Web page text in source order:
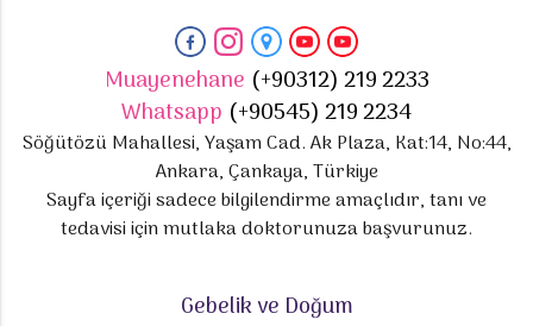
Muayenehane (+90312) 219 2233
Whatsapp (+90545) 219 2234
Söğütözü Mahallesi, Yaşam Cad. Ak Plaza, Kat:14, No:44,
Ankara, Çankaya, Türkiye
Sayfa içeriği sadece bilgilendirme amaçlıdır, tanı ve
tedavisi için mutlaka doktorunuza başvurunuz.
Gebelik ve Doğum